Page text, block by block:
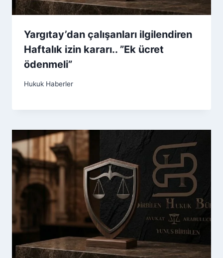
Yargıtay’dan çalışanları ilgilendiren
Haftalık izin kararı.. ”Ek ücret
ödenmeli”
Hukuk Haberler